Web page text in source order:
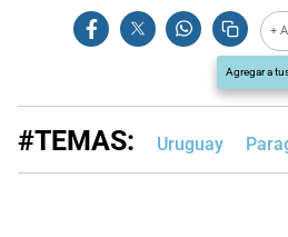
+
Agregar a
#TEMAS: Uruguay